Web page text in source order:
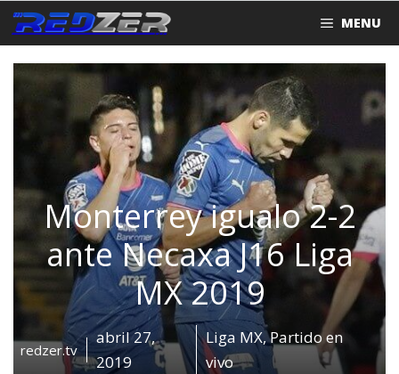
Saltar
al
contenido
MENU
Monterrey igualo 2-2
ante Necaxa J16 Liga
MX 2019
redzer.tv
abril 27,
2019
Liga MX,Partido en
vivo